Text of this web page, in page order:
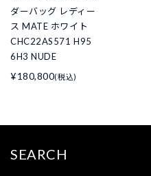
ダーバッグ レディー
ス MATE ホワイト
CHC22AS571 H95
6H3 NUDE
¥180,800(税込)
SEARCH